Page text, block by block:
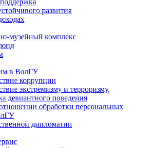
развития
музейный комплекс
в ВолГУ
коррупции
экстремизму и терроризму,
девиантного поведения
обработки персональных
дипломатии